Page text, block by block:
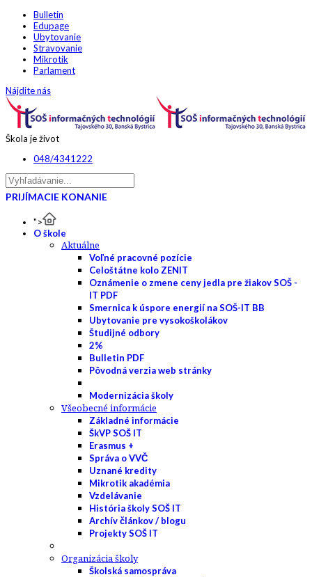
Bulletin
Edupage
Ubytovanie
Stravovanie
Mikrotik
Parlament
Nájdite nás
Škola je život
048/4341222
PRIJÍMACIE KONANIE
">
O škole
Aktuálne
Voľné pracovné pozície
Celoštátne kolo ZENIT
Oznámenie o zmene ceny jedla pre žiakov SOŠ -
IT PDF
Smernica k úspore energií na SOŠ-IT BB
Ubytovanie pre vysokoškolákov
Študijné odbory
2%
Bulletin PDF
Pôvodná verzia web stránky
Modernizácia školy
Všeobecné informácie
Základné informácie
ŠkVP SOŠ IT
Erasmus +
Správa o VVČ
Uznané kredity
Mikrotik akadémia
Vzdelávanie
História školy SOŠ IT
Archív článkov / blogu
Projekty SOŠ IT
Organizácia školy
Školská samospráva